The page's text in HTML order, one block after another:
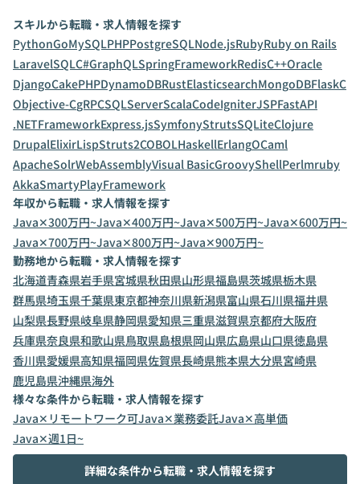
スキルから転職・求人情報を探す
PythonGoMySQLPHPPostgreSQLNode.jsRubyRuby on Rails
LaravelSQLC#GraphQLSpringFrameworkRedisC++Oracle
DjangoCakePHPDynamoDBRustElasticsearchMongoDBFlaskC
Objective-CgRPCSQLServerScalaCodeIgniterJSPFastAPI
.NETFrameworkExpress.jsSymfonyStrutsSQLiteClojure
DrupalElixirLispStruts2COBOLHaskellErlangOCaml
ApacheSolrWebAssemblyVisual BasicGroovyShellPerlmruby
AkkaSmartyPlayFramework
年収から転職・求人情報を探す
Java✕300万円~Java✕400万円~Java✕500万円~Java✕600万円~
Java✕700万円~Java✕800万円~Java✕900万円~
勤務地から転職・求人情報を探す
北海道青森県岩手県宮城県秋田県山形県福島県茨城県栃木県
群馬県埼玉県千葉県東京都神奈川県新潟県富山県石川県福井県
山梨県長野県岐阜県静岡県愛知県三重県滋賀県京都府大阪府
兵庫県奈良県和歌山県鳥取県島根県岡山県広島県山口県徳島県
香川県愛媛県高知県福岡県佐賀県長崎県熊本県大分県宮崎県
鹿児島県沖縄県海外
様々な条件から転職・求人情報を探す
Java✕リモートワーク可Java✕業務委託Java✕高単価
Java✕週1日~
詳細な条件から転職・求人情報を探す